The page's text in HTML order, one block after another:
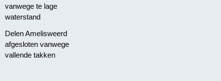
vanwege te lage
waterstand
Delen Amelisweerd
afgesloten vanwege
vallende takken